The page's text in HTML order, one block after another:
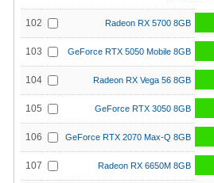
102 Radeon RX 5700 8GB
103 GeForce RTX 5050 Mobile 8GB
104 Radeon RX Vega 56 8GB
105 GeForce RTX 3050 8GB
106 GeForce RTX 2070 Max-Q 8GB
107 Radeon RX 6650M 8GB